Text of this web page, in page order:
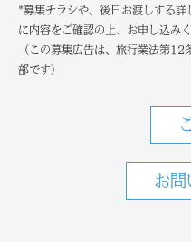
*募集チラシや、後日お渡しする
に内容をご確認の上、お申し込みく
（この募集広告は、旅行業法第
部です）
お問